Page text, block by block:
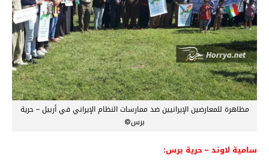
مظاهرة للمعارضين الإيرانيين ضد ممارسات النظام الإيراني في أربيل – حرية
برس©
سامية لاوند – حرية برس: